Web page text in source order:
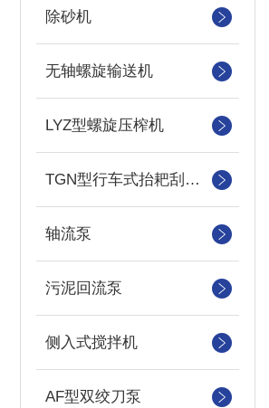
除砂机
无轴螺旋输送机
LYZ型螺旋压榨机
TGN型行车式抬耙刮泥（撇渣机）机
轴流泵
污泥回流泵
侧入式搅拌机
AF型双绞刀泵